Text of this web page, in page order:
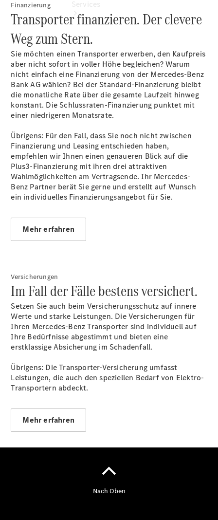
Übersicht
Finanzdienste
Reifen &
Kompletträder
Reifen- und
EU-
Reifenlabel
Transporter-
Übersicht
Unfallreparaturen
Rücknahme
&
Entsorgung
Reparatur
Service-
Pakete
Services
Finanzierung
Transporter finanzieren. Der clevere
Weg zum Stern.
Sie möchten einen Transporter erwerben, den Kaufpreis
aber nicht sofort in voller Höhe begleichen? Warum
nicht einfach eine Finanzierung von der Mercedes-Benz
Bank AG wählen? Bei der Standard-Finanzierung bleibt
die monatliche Rate über die gesamte Laufzeit hinweg
konstant. Die Schlussraten-Finanzierung punktet mit
einer niedrigeren Monatsrate.
Übrigens: Für den Fall, dass Sie noch nicht zwischen
Finanzierung und Leasing entschieden haben,
empfehlen wir Ihnen einen genaueren Blick auf die
Plus3-Finanzierung mit ihren drei attraktiven
Wahlmöglichkeiten am Vertragsende. Ihr Mercedes-
Benz Partner berät Sie gerne und erstellt auf Wunsch
ein individuelles Finanzierungsangebot für Sie.
Mehr erfahren
Versicherungen
Im Fall der Fälle bestens versichert.
Setzen Sie auch beim Versicherungsschutz auf innere
Werte und starke Leistungen. Die Versicherungen für
Ihren Mercedes-Benz Transporter sind individuell auf
Ihre Bedürfnisse abgestimmt und bieten eine
erstklassige Absicherung im Schadenfall.
Übrigens: Die Transporter-Versicherung umfasst
Leistungen, die auch den speziellen Bedarf von Elektro-
Transportern abdeckt.
Mehr erfahren